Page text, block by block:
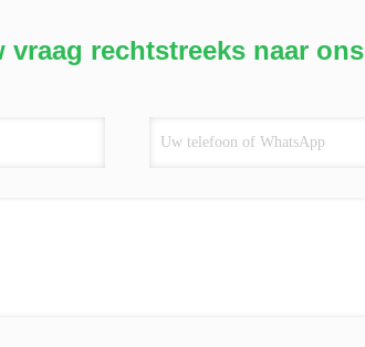
vraag rechtstreeks naar ons